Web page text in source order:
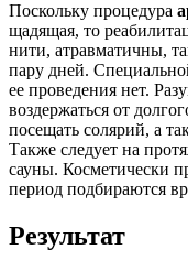
Поскольку процедура
щадящая, то
нити, атравматичны,
пару дней.
ее проведения нет.
воздержаться от
посещать солярий, а
Также следует на
сауны. Косметически
период подбираются
Результат